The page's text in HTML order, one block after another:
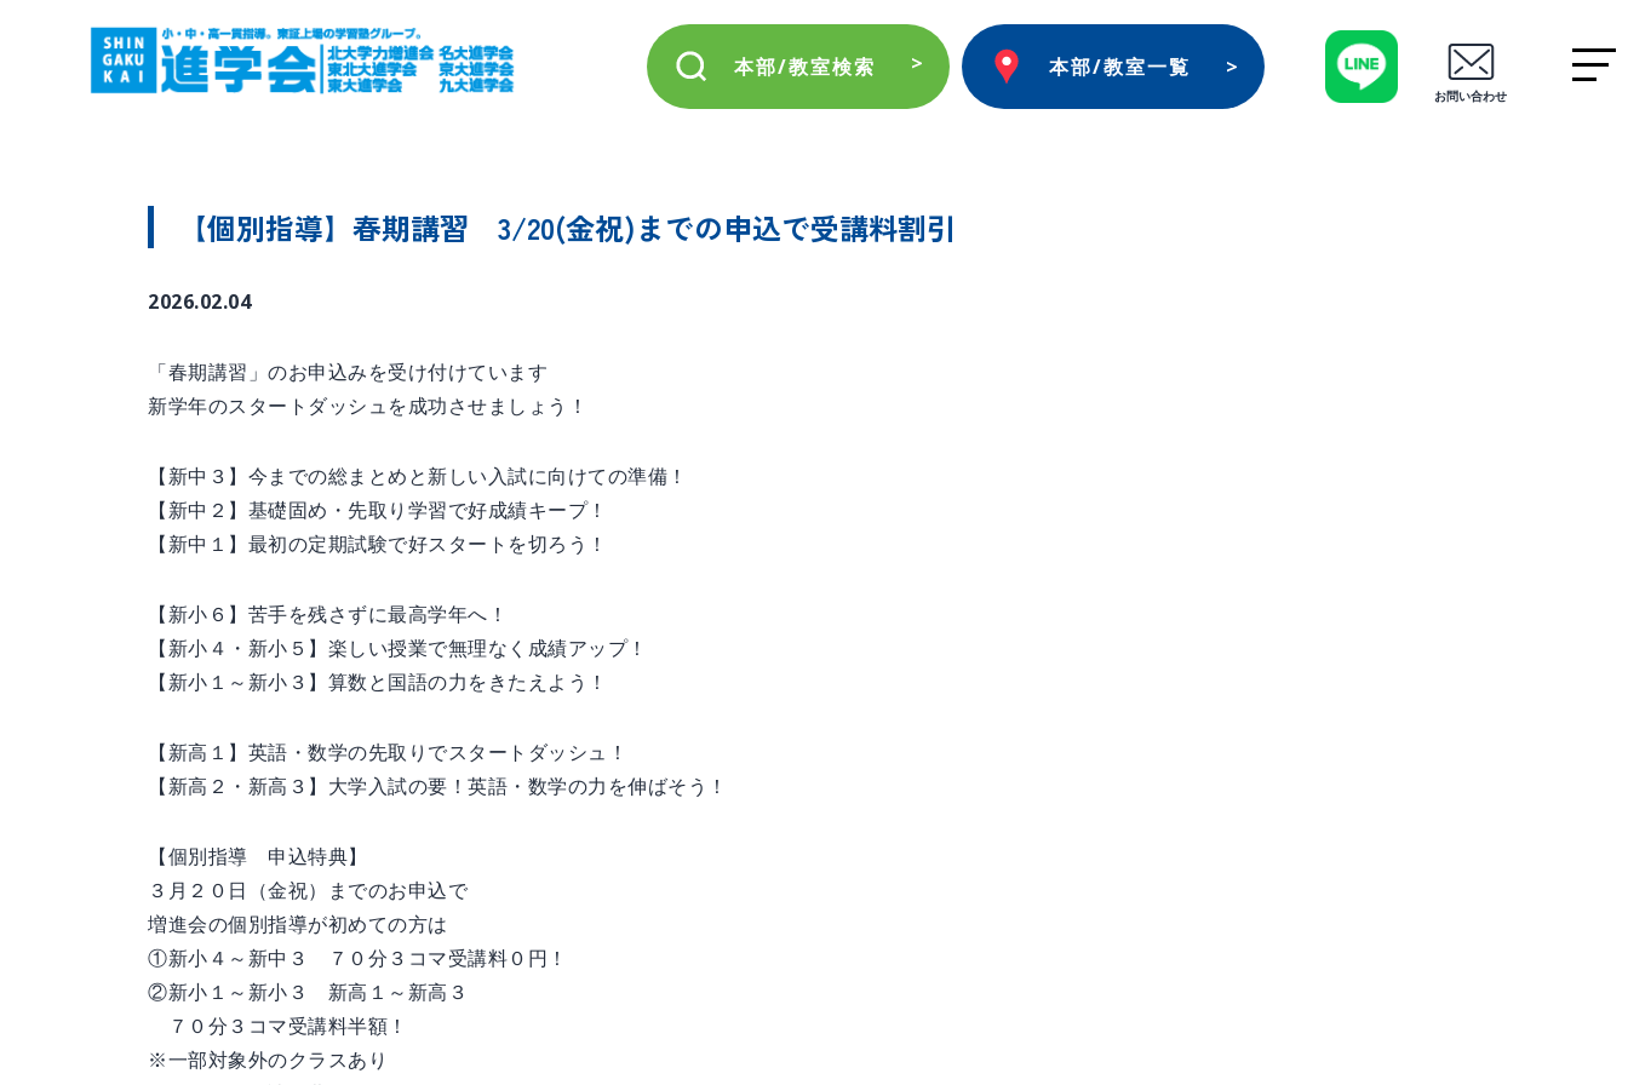
本部/教室検索 本部/教室一覧
お問い合わせ
【個別指導】春期講習 3/20(金祝)までの申込で受講料割引
2026.02.04
「春期講習」のお申込みを受け付けています
新学年のスタートダッシュを成功させましょう！
【新中３】今までの総まとめと新しい入試に向けての準備！
【新中２】基礎固め・先取り学習で好成績キープ！
【新中１】最初の定期試験で好スタートを切ろう！
【新小６】苦手を残さずに最高学年へ！
【新小４・新小５】楽しい授業で無理なく成績アップ！
【新小１～新小３】算数と国語の力をきたえよう！
【新高１】英語・数学の先取りでスタートダッシュ！
【新高２・新高３】大学入試の要！英語・数学の力を伸ばそう！
【個別指導 申込特典】
３月２０日（金祝）までのお申込で
増進会の個別指導が初めての方は
①新小４～新中３ ７０分３コマ受講料０円！
②新小１～新小３ 新高１～新高３
７０分３コマ受講料半額！
※一部対象外のクラスあり